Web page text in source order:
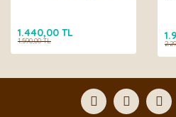
1.440,00 TL
1.590,00 TL